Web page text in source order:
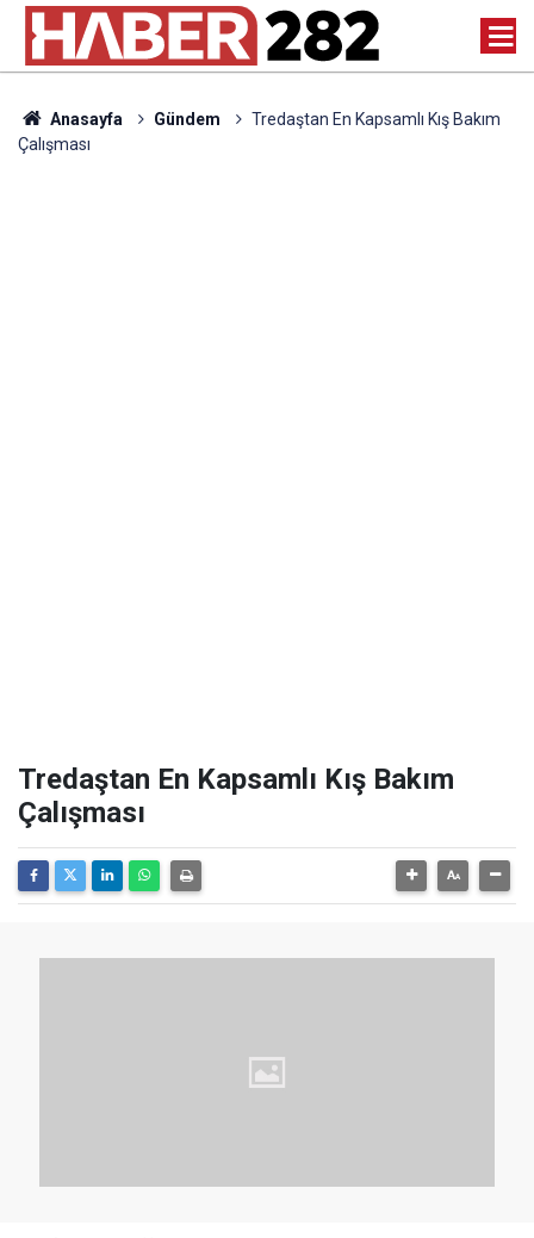
Anasayfa Gündem
Tredaştan En Kapsamlı Kış Bakım
Çalışması
Tredaştan En Kapsamlı Kış Bakım
Çalışması